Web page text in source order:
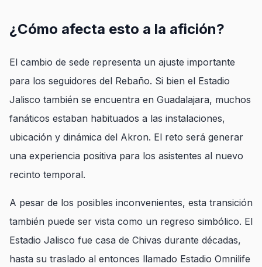
¿Cómo afecta esto a la afición?
El cambio de sede representa un ajuste importante
para los seguidores del Rebaño. Si bien el Estadio
Jalisco también se encuentra en Guadalajara, muchos
fanáticos estaban habituados a las instalaciones,
ubicación y dinámica del Akron. El reto será generar
una experiencia positiva para los asistentes al nuevo
recinto temporal.
A pesar de los posibles inconvenientes, esta transición
también puede ser vista como un regreso simbólico. El
Estadio Jalisco fue casa de Chivas durante décadas,
hasta su traslado al entonces llamado Estadio Omnilife